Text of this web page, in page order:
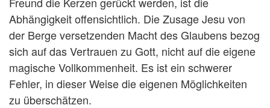
Abhängigkeit offensichtlich. Die Zusage Jesu von
der Berge versetzenden Macht des Glaubens bezog
sich auf das Vertrauen zu Gott, nicht auf die eigene
magische Vollkommenheit. Es ist ein schwerer
Fehler, in dieser Weise die eigenen Möglichkeiten
zu überschätzen.